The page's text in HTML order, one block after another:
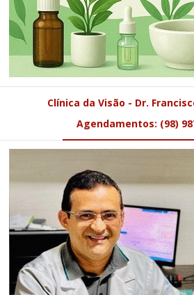
Clínica da Visão - Dr.
Agendamentos: (98)